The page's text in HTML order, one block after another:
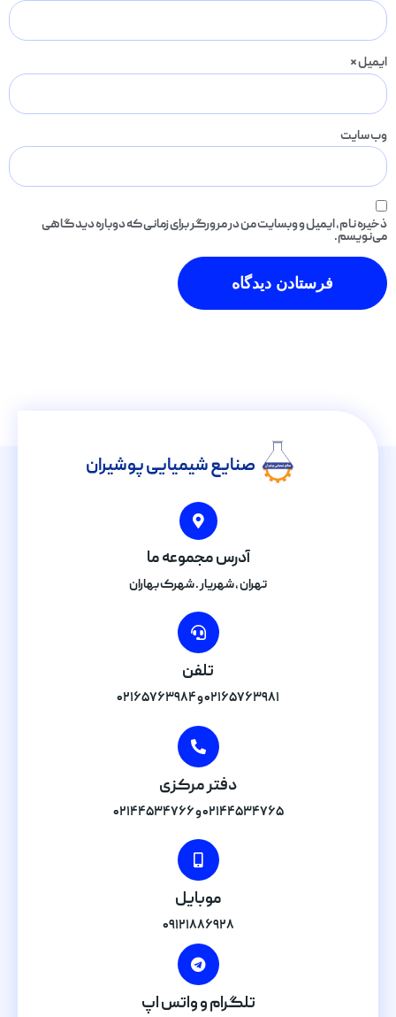
ایمیل*
وب‌ سایت
ذخیره نام، ایمیل و وبسایت من در مرورگر برای زمانی که دوباره دیدگاهی
می‌نویسم.
صنایع شیمیایی پوشیران
آدرس مجموعه ما
تهران , شهریار . شهرک بهاران
تلفن
۰۲۱۶۵۷۶۳۹۸۱ و ۰۲۱۶۵۷۶۳۹۸۴
دفتر مرکزی
۰۲۱۴۴۵۳۴۷۶۵ و ۰۲۱۴۴۵۳۴۷۶۶
موبایل
۰۹۱۲۱۸۸۶۹۲۸
تلگرام و واتس اپ